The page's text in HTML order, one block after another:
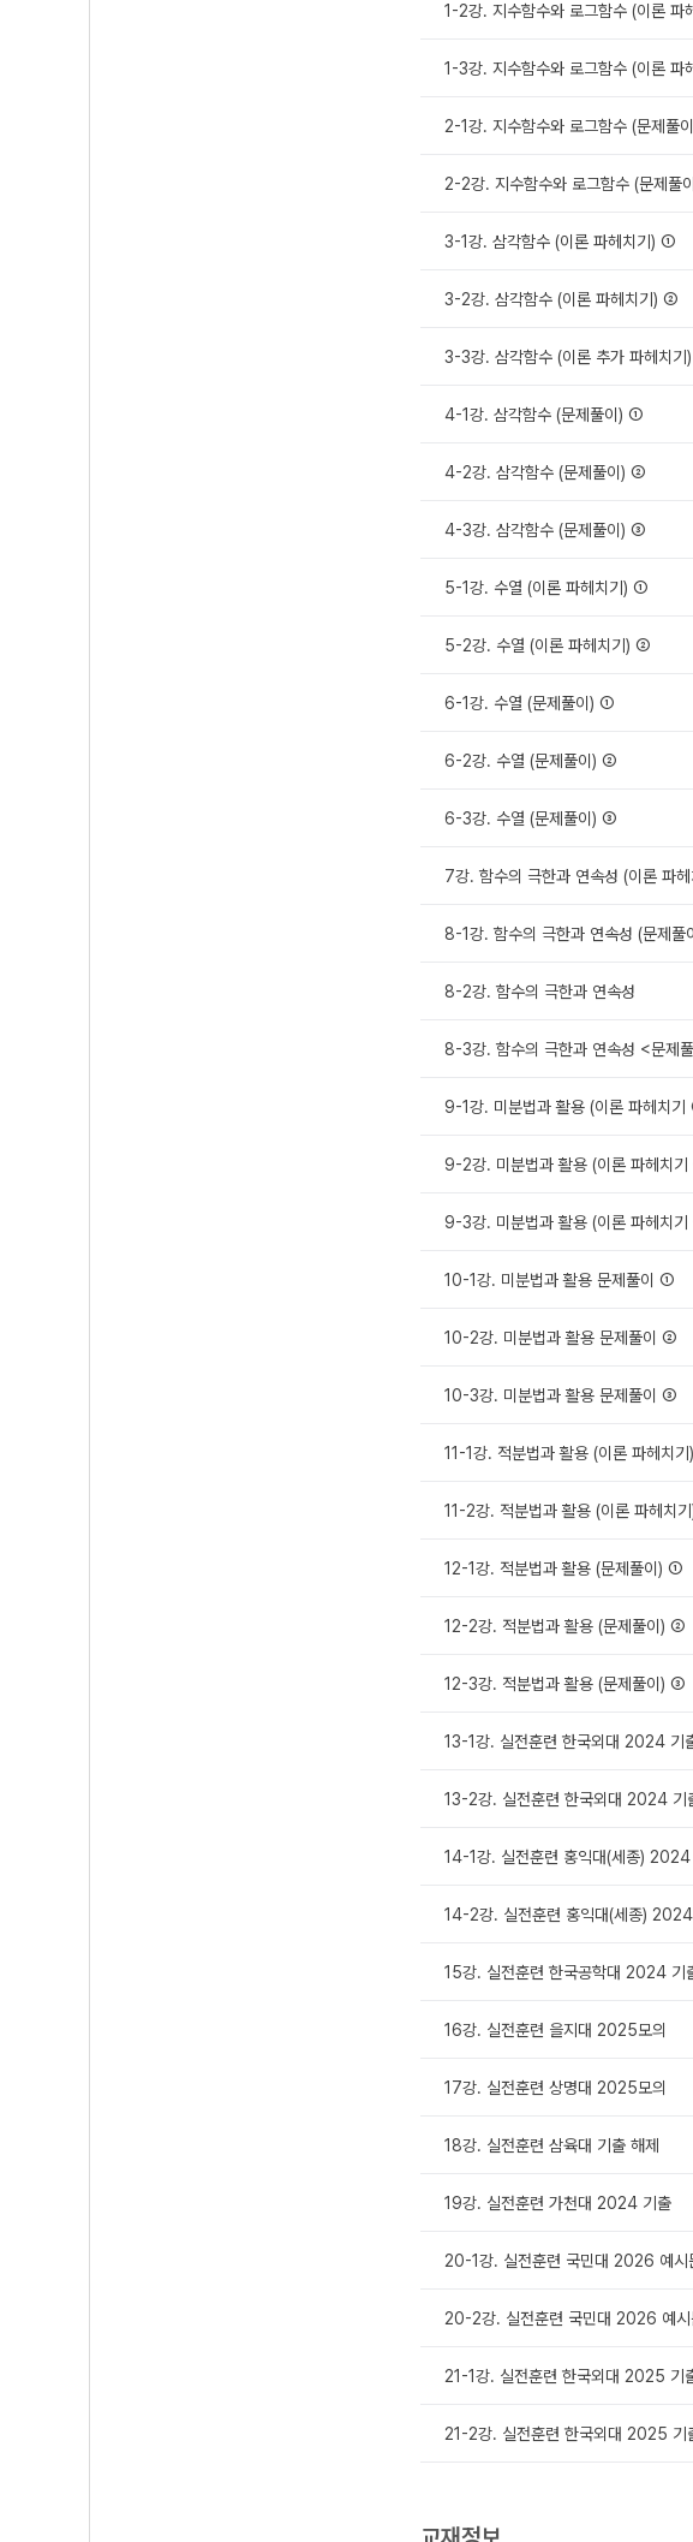
1-2강. 지수함수와 로그함수 (이론
1-3강. 지수함수와 로그함수 (이론
2-1강. 지수함수와 로그함수 (문제풀
2-2강. 지수함수와 로그함수 (문제풀
3-1강. 삼각함수 (이론 파헤치기) ①
3-2강. 삼각함수 (이론 파헤치기) ②
3-3강. 삼각함수 (이론 추가 파헤치기)
4-1강. 삼각함수 (문제풀이) ①
4-2강. 삼각함수 (문제풀이) ②
4-3강. 삼각함수 (문제풀이) ③
5-1강. 수열 (이론 파헤치기) ①
5-2강. 수열 (이론 파헤치기) ②
6-1강. 수열 (문제풀이) ①
6-2강. 수열 (문제풀이) ②
6-3강. 수열 (문제풀이) ③
7강. 함수의 극한과 연속성 (이론 파헤
8-1강. 함수의 극한과 연속성 (문제
8-2강. 함수의 극한과 연속성
8-3강. 함수의 극한과 연속성 <문제
9-1강. 미분법과 활용 (이론 파헤치
9-2강. 미분법과 활용 (이론 파헤치
9-3강. 미분법과 활용 (이론 파헤치
10-1강. 미분법과 활용 문제풀이 ①
10-2강. 미분법과 활용 문제풀이 ②
10-3강. 미분법과 활용 문제풀이 ③
11-1강. 적분법과 활용 (이론 파헤치
11-2강. 적분법과 활용 (이론 파헤치
12-1강. 적분법과 활용 (문제풀이) ①
12-2강. 적분법과 활용 (문제풀이) ②
12-3강. 적분법과 활용 (문제풀이) ③
13-1강. 실전훈련 한국외대 2024 기
13-2강. 실전훈련 한국외대 2024 기
14-1강. 실전훈련 홍익대(세종) 2024
14-2강. 실전훈련 홍익대(세종)
15강. 실전훈련 한국공학대 2024 기
16강. 실전훈련 을지대 2025모의
17강. 실전훈련 상명대 2025모의
18강. 실전훈련 삼육대 기출 해제
19강. 실전훈련 가천대 2024 기출
20-1강. 실전훈련 국민대 2026 예시
20-2강. 실전훈련 국민대 2026 예시
21-1강. 실전훈련 한국외대 2025 기
21-2강. 실전훈련 한국외대 2025 기